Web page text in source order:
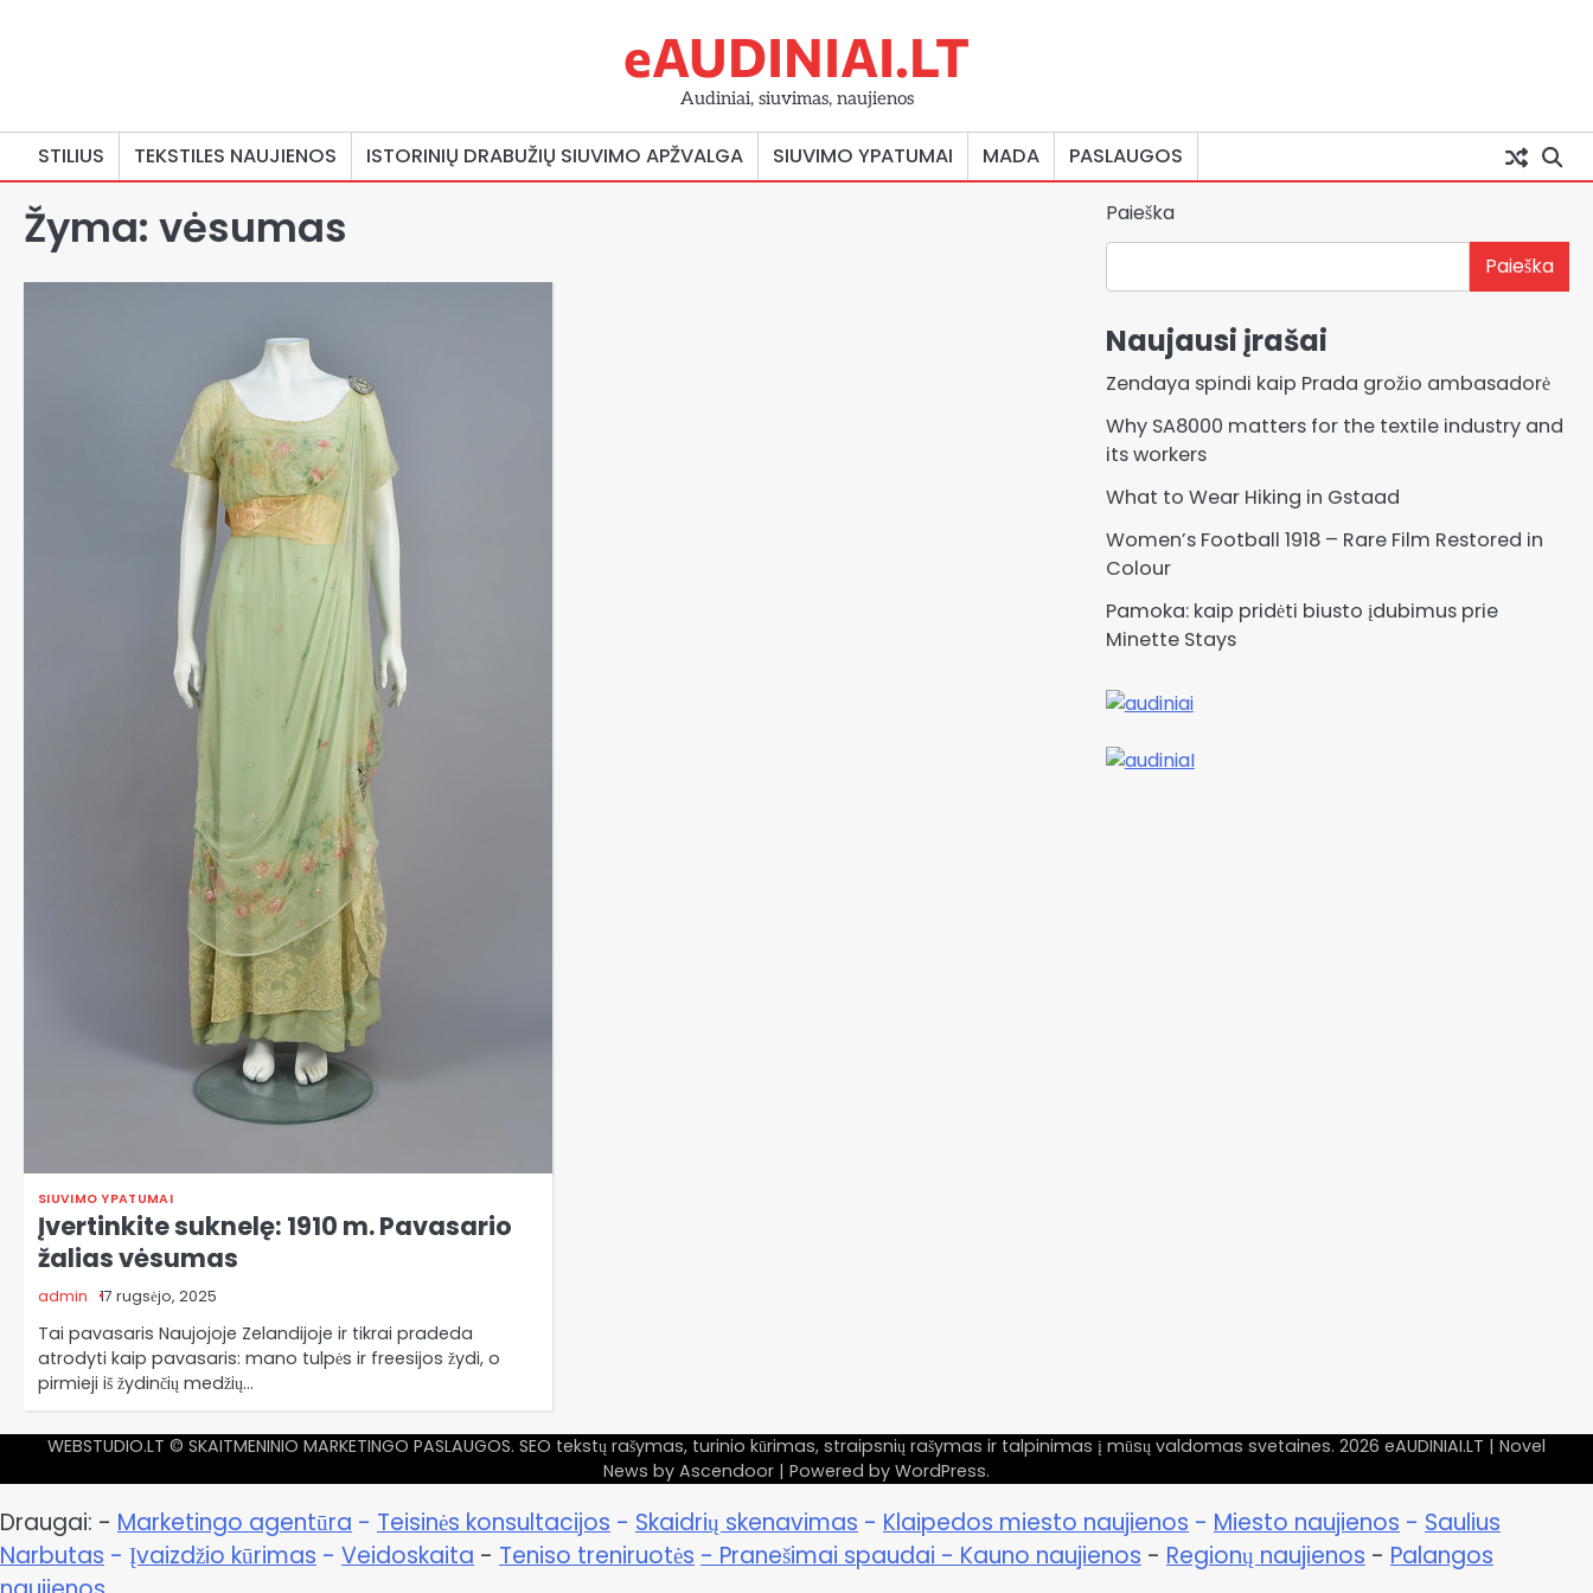
eAUDINIAI.LT
Audiniai, siuvimas, naujienos
STILIUS TEKSTILES NAUJIENOS ISTORINIŲ DRABUŽIŲ SIUVIMO APŽVALGA SIUVIMO YPATUMAI MADA PASLAUGOS
Žyma: vėsumas
SIUVIMO YPATUMAI
Įvertinkite suknelę: 1910 m. Pavasario
žalias vėsumas
admin 17 rugsėjo, 2025
Tai pavasaris Naujojoje Zelandijoje ir tikrai pradeda
atrodyti kaip pavasaris: mano tulpės ir freesijos žydi, o
pirmieji iš žydinčių medžių…
Paieška
Paieška
Naujausi įrašai
Zendaya spindi kaip Prada grožio ambasadorė
Why SA8000 matters for the textile industry and
its workers
What to Wear Hiking in Gstaad
Women’s Football 1918 – Rare Film Restored in
Colour
Pamoka: kaip pridėti biusto įdubimus prie
Minette Stays
WEBSTUDIO.LT © SKAITMENINIO MARKETINGO PASLAUGOS. SEO tekstų rašymas, turinio kūrimas, straipsnių rašymas ir talpinimas į mūsų valdomas svetaines. 2026 eAUDINIAI.LT | Novel
News by Ascendoor | Powered by WordPress.
Draugai: - Marketingo agentūra - Teisinės konsultacijos - Skaidrių skenavimas - Klaipedos miesto naujienos - Miesto naujienos - Saulius
Narbutas - Įvaizdžio kūrimas - Veidoskaita - Teniso treniruotės - Pranešimai spaudai - Kauno naujienos - Regionų naujienos - Palangos